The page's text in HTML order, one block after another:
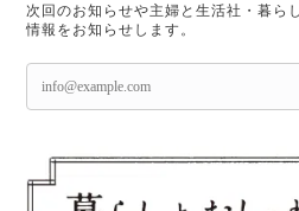
次回のお知らせや主婦と生活社・暮ら
情報をお知らせします。